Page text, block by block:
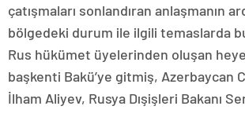
çatışmaları sonlandıran anlaşmanın
bölgedeki durum ile ilgili temaslarda
Rus hükümet üyelerinden oluşan
başkenti Bakü’ye gitmiş, Azerbaycan
İlham Aliyev, Rusya Dışişleri Bakanı